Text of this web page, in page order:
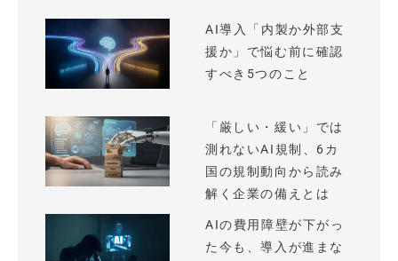
AI導入「内製か外部支
援か」で悩む前に確認
すべき5つのこと
「厳しい・緩い」では
測れないAI規制、6カ
国の規制動向から読み
解く企業の備えとは
AIの費用障壁が下がっ
た今も、導入が進まな